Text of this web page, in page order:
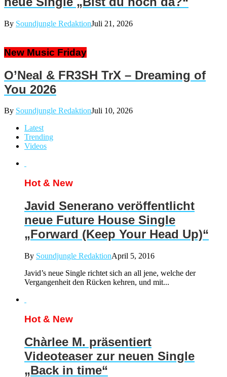
By Soundjungle RedaktionJuli 21, 2026
New Music Friday
O’Neal & FR3SH TrX – Dreaming of
You 2026
By Soundjungle RedaktionJuli 10, 2026
Latest
Trending
Videos
Hot & New
Javid Senerano veröffentlicht
neue Future House Single
„Forward (Keep Your Head Up)“
By Soundjungle RedaktionApril 5, 2016
Javid’s neue Single richtet sich an all jene, welche der
Vergangenheit den Rücken kehren, und mit...
Hot & New
Chàrlee M. präsentiert
Videoteaser zur neuen Single
„Back in time“